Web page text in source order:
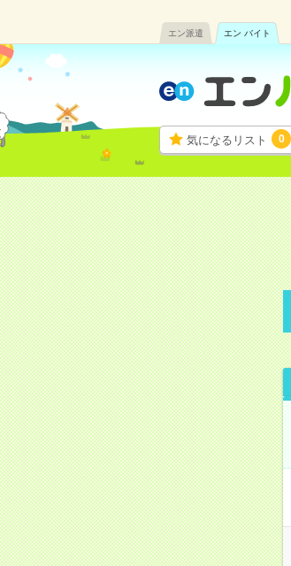
エン派遣 エン バイト
気になるリスト 0